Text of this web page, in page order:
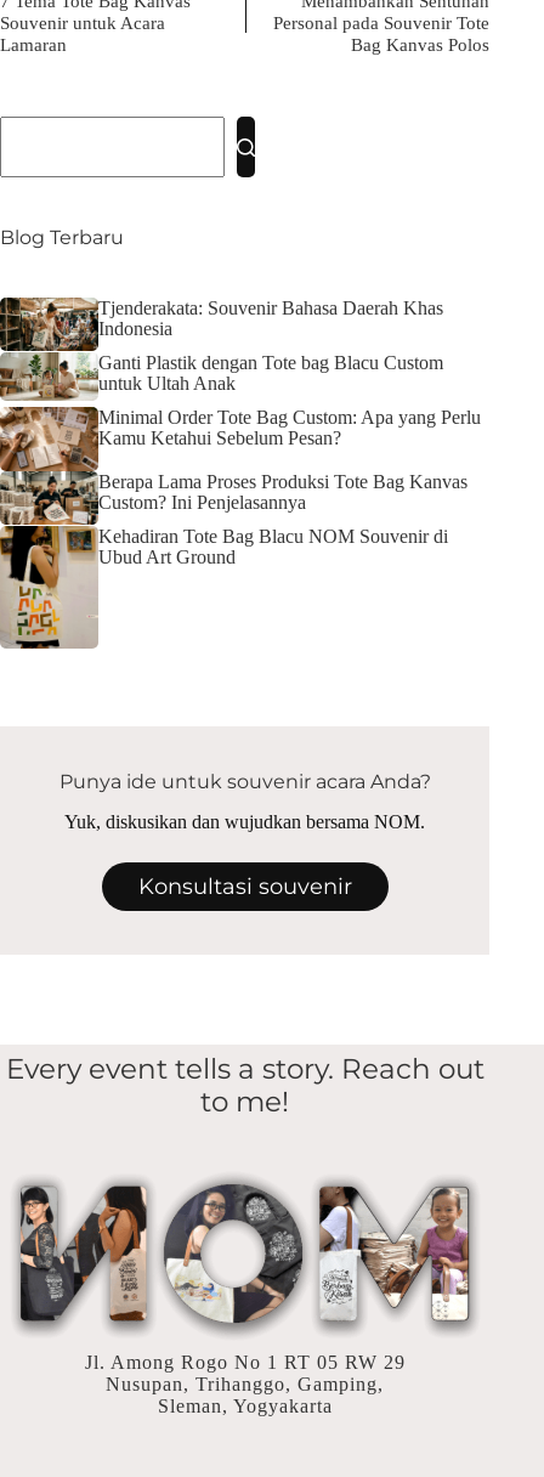
Souvenir untuk Acara
Lamaran
Personal pada Souvenir Tote
Bag Kanvas Polos
Blog Terbaru
Tjenderakata: Souvenir Bahasa Daerah Khas
Indonesia
Ganti Plastik dengan Tote bag Blacu Custom
untuk Ultah Anak
Minimal Order Tote Bag Custom: Apa yang Perlu
Kamu Ketahui Sebelum Pesan?
Berapa Lama Proses Produksi Tote Bag Kanvas
Custom? Ini Penjelasannya
Kehadiran Tote Bag Blacu NOM Souvenir di
Ubud Art Ground
Punya ide untuk souvenir acara Anda?
Yuk, diskusikan dan wujudkan bersama NOM.
Konsultasi souvenir
Every event tells a story. Reach out
to me!
Jl. Among Rogo No 1 RT 05 RW 29
Nusupan, Trihanggo, Gamping,
Sleman, Yogyakarta